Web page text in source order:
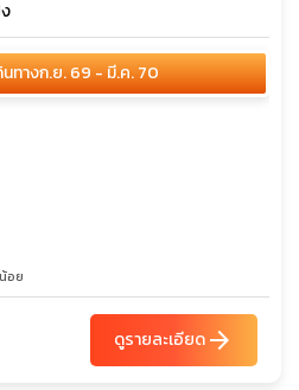
นทางก.ย. 69 - มี.ค. 70
อย
ดูรายละเอียดarrow_forward